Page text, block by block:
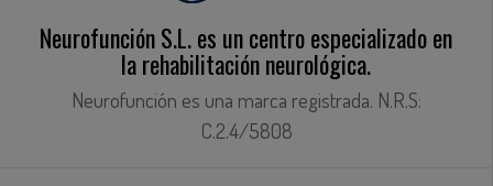
Neurofunción S.L. es un centro especializado en
la rehabilitación neurológica.
Neurofunción es una marca registrada. N.R.S:
C.2.4/5808